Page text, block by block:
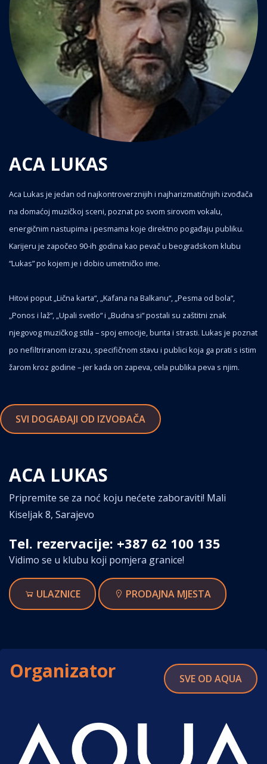
ACA LUKAS
Pripremite se za noć koju nećete zaboraviti! Mali
Kiseljak 8, Sarajevo
Tel. rezervacije: +387 62 100 135
Vidimo se u klubu koji pomjera granice!
ULAZNICE PRODAJNA MJESTA
ACA LUKAS
Aca Lukas je jedan od najkontroverznijih i najharizmatičnijih izvođača
na domaćoj muzičkoj sceni, poznat po svom sirovom vokalu,
energičnim nastupima i pesmama koje direktno pogađaju publiku.
Karijeru je započeo 90-ih godina kao pevač u beogradskom klubu
“Lukas” po kojem je i dobio umetničko ime.
Hitovi poput „Lična karta“, „Kafana na Balkanu“, „Pesma od bola“,
„Ponos i laž“, „Upali svetlo“ i „Budna si“ postali su zaštitni znak
njegovog muzičkog stila – spoj emocije, bunta i strasti. Lukas je poznat
po nefiltriranom izrazu, specifičnom stavu i publici koja ga prati s istim
žarom kroz godine – jer kada on zapeva, cela publika peva s njim.
SVI DOGAĐAJI OD IZVOĐAČA
SVE OD AQUA
Organizator